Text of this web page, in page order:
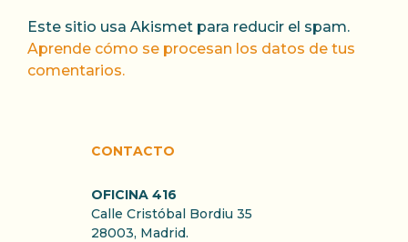
Este sitio usa Akismet para reducir el spam.
Aprende cómo se procesan los datos de tus
comentarios.
CONTACTO
OFICINA 416
Calle Cristóbal Bordiu 35
28003, Madrid.